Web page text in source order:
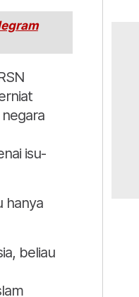
isu-
hanya
beliau